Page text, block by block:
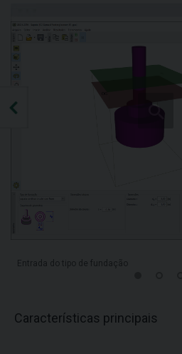
Entrada do tipo de fundação
Características principais